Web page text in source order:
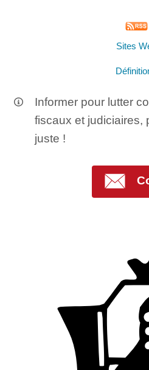
Sites
Informer pour lutter
fiscaux et judiciaires,
juste !